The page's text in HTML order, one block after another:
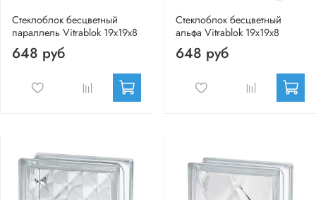
Стеклоблок бесцветный
параллель Vitrablok 19х19х8
648 руб
Стеклоблок бесцветный
альфа Vitrablok 19х19х8
648 руб